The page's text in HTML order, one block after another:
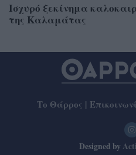
Ισχυρό ξεκίνημα
της Καλαμάτας
Το Θάρρος |
Designed by